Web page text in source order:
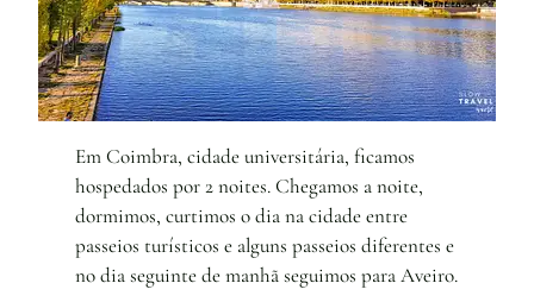
Em Coimbra, cidade universitária, ficamos
hospedados por 2 noites. Chegamos a noite,
dormimos, curtimos o dia na cidade entre
passeios turísticos e alguns passeios diferentes e
no dia seguinte de manhã seguimos para Aveiro.